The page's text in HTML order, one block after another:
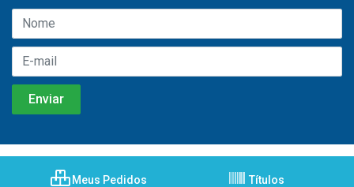
Meus Pedidos Títulos